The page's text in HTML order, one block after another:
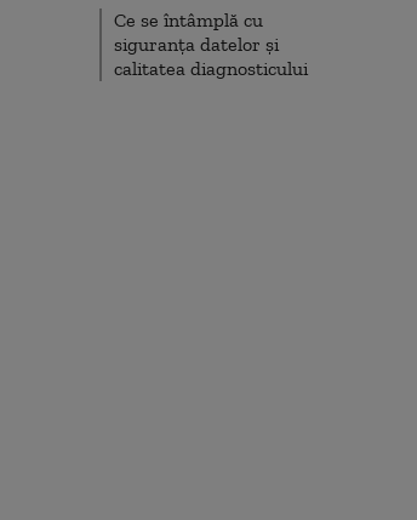
Ce se întâmplă cu
siguranța datelor și
calitatea diagnosticului